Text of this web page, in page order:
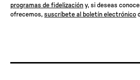
programas de fidelización y, si deseas
ofrecemos,suscríbete al boletín electrónico